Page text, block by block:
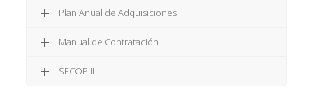
Plan Anual de Adquisiciones
Manual de Contratación
SECOP II